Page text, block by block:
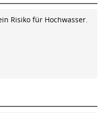
Risiko für Hochwasser.